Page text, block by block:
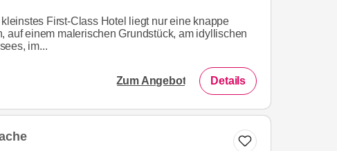
First-Class Hotel liegt nur eine knappe
auf einem malerischen Grundstück, am idyllischen
im...
Zum Angebot Details